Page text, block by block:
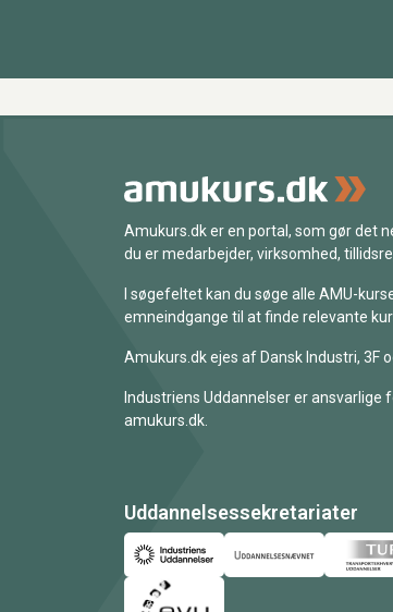
Amukurs.dk er en portal, som gør det
du er medarbejder, virksomhed,
I søgefeltet kan du søge alle AMU-
emneindgange til at finde relevante
Amukurs.dk ejes af Dansk Industri, 3F
Industriens Uddannelser er
amukurs.dk.
Uddannelsessekretariater